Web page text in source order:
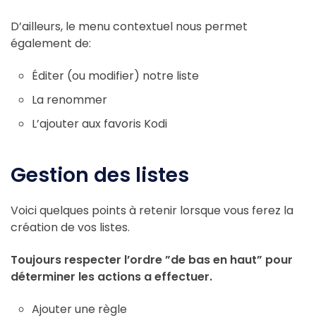
D’ailleurs, le menu contextuel nous permet
également de:
Éditer (ou modifier) notre liste
La renommer
L’ajouter aux favoris Kodi
Gestion des listes
Voici quelques points à retenir lorsque vous ferez la
création de vos listes.
Toujours respecter l’ordre ”de bas en haut” pour
déterminer les actions a effectuer.
Ajouter une règle